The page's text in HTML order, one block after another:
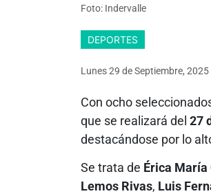
Foto: Indervalle
DEPORTES
Lunes 29 deSeptiembre, 2025
Con ocho
que se realizará del 27
destacándose por lo
Se trata de Érica María
Lemos Rivas, Luis